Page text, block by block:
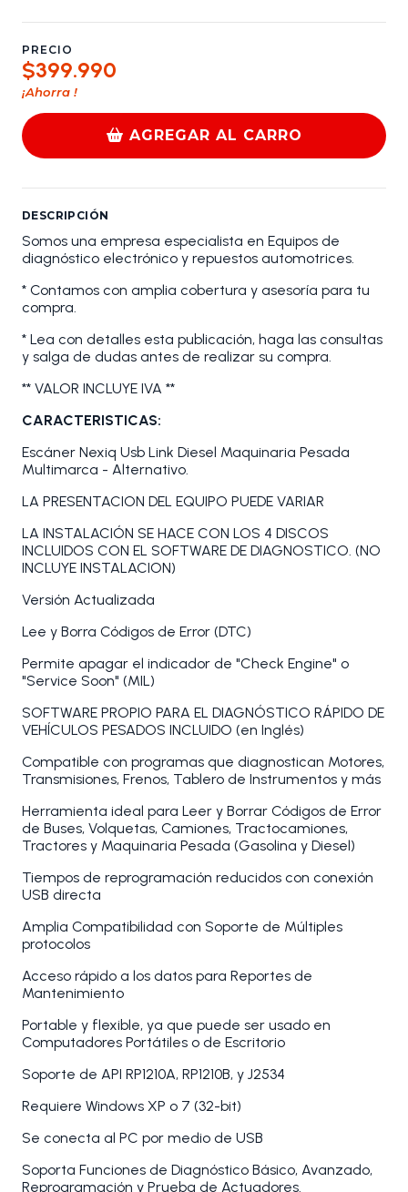
PRECIO
$399.990
¡Ahorra !
AGREGAR AL CARRO
DESCRIPCIÓN
Somos una empresa especialista en Equipos de
diagnóstico electrónico y repuestos automotrices.
* Contamos con amplia cobertura y asesoría para tu
compra.
* Lea con detalles esta publicación, haga las consultas
y salga de dudas antes de realizar su compra.
** VALOR INCLUYE IVA **
CARACTERISTICAS:
Escáner Nexiq Usb Link Diesel Maquinaria Pesada
Multimarca - Alternativo.
LA PRESENTACION DEL EQUIPO PUEDE VARIAR
LA INSTALACIÓN SE HACE CON LOS 4 DISCOS
INCLUIDOS CON EL SOFTWARE DE DIAGNOSTICO. (NO
INCLUYE INSTALACION)
Versión Actualizada
Lee y Borra Códigos de Error (DTC)
Permite apagar el indicador de "Check Engine" o
"Service Soon" (MIL)
SOFTWARE PROPIO PARA EL DIAGNÓSTICO RÁPIDO DE
VEHÍCULOS PESADOS INCLUIDO (en Inglés)
Compatible con programas que diagnostican Motores,
Transmisiones, Frenos, Tablero de Instrumentos y más
Herramienta ideal para Leer y Borrar Códigos de Error
de Buses, Volquetas, Camiones, Tractocamiones,
Tractores y Maquinaria Pesada (Gasolina y Diesel)
Tiempos de reprogramación reducidos con conexión
USB directa
Amplia Compatibilidad con Soporte de Múltiples
protocolos
Acceso rápido a los datos para Reportes de
Mantenimiento
Portable y flexible, ya que puede ser usado en
Computadores Portátiles o de Escritorio
Soporte de API RP1210A, RP1210B, y J2534
Requiere Windows XP o 7 (32-bit)
Se conecta al PC por medio de USB
Soporta Funciones de Diagnóstico Básico, Avanzado,
Reprogramación y Prueba de Actuadores.